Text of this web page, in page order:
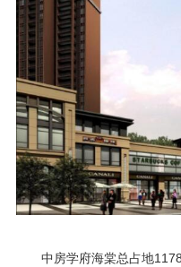
中房学府海棠总占地